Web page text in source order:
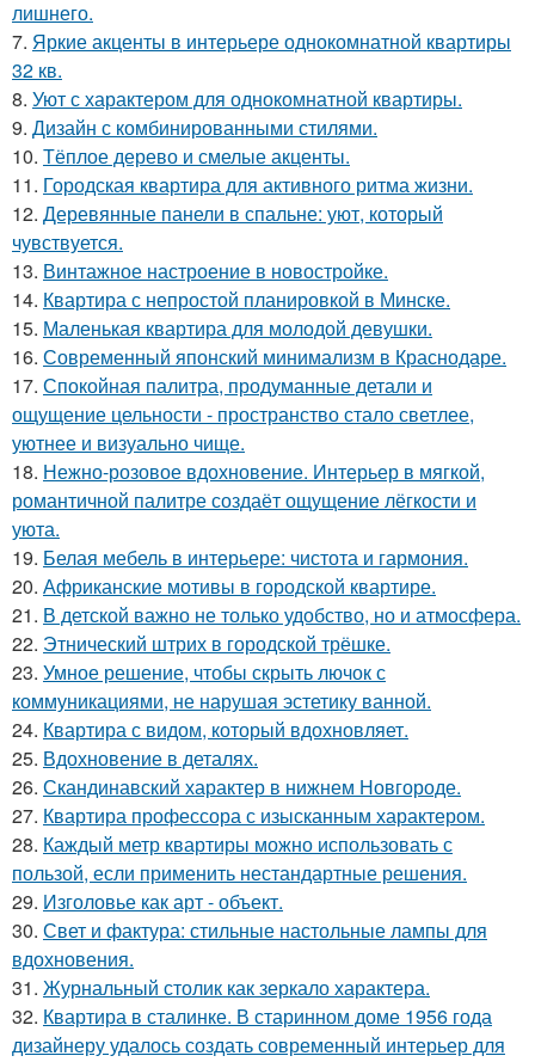
лишнего.
7. Яркие акценты в интерьере однокомнатной квартиры
32 кв.
8. Уют с характером для однокомнатной квартиры.
9. Дизайн с комбинированными стилями.
10. Тёплое дерево и смелые акценты.
11. Городская квартира для активного ритма жизни.
12. Деревянные панели в спальне: уют, который
чувствуется.
13. Винтажное настроение в новостройке.
14. Квартира с непростой планировкой в Минске.
15. Маленькая квартира для молодой девушки.
16. Современный японский минимализм в Краснодаре.
17. Спокойная палитра, продуманные детали и
ощущение цельности - пространство стало светлее,
уютнее и визуально чище.
18. Нежно-розовое вдохновение. Интерьер в мягкой,
романтичной палитре создаёт ощущение лёгкости и
уюта.
19. Белая мебель в интерьере: чистота и гармония.
20. Африканские мотивы в городской квартире.
21. В детской важно не только удобство, но и атмосфера.
22. Этнический штрих в городской трёшке.
23. Умное решение, чтобы скрыть лючок с
коммуникациями, не нарушая эстетику ванной.
24. Квартира с видом, который вдохновляет.
25. Вдохновение в деталях.
26. Скандинавский характер в нижнем Новгороде.
27. Квартира профессора с изысканным характером.
28. Каждый метр квартиры можно использовать с
пользой, если применить нестандартные решения.
29. Изголовье как арт - объект.
30. Свет и фактура: стильные настольные лампы для
вдохновения.
31. Журнальный столик как зеркало характера.
32. Квартира в сталинке. В старинном доме 1956 года
дизайнеру удалось создать современный интерьер для